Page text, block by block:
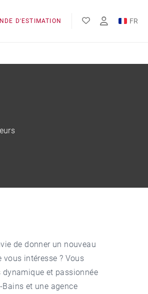
D'ESTIMATION
FR
de donner un nouveau
vous intéresse ? Vous
dynamique et passionnée
Bains et une agence